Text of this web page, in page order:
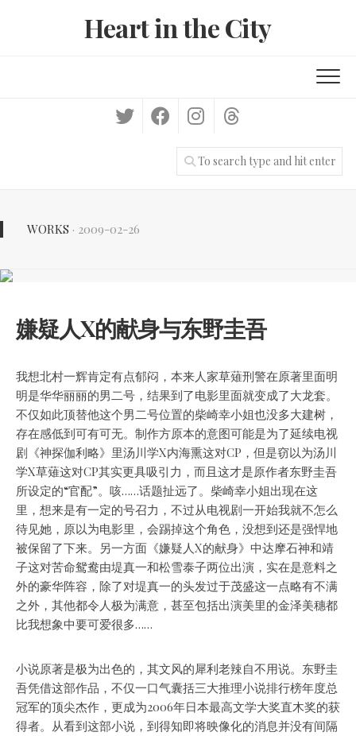
Heart in the City
WORKS · 2009-02-26
嫌疑人X的献身与东野圭吾
我想北村一辉肯定有点郁闷，本来人家草薙刑警在原著里面明
明是华华丽丽的男二号，结果到了电影里面就变成了大龙套。
不仅如此顶替他这个男二号位置的柴崎幸小姐也没多大建树，
存在感低到可有可无。 制作方原本的意图可能是为了延续电视
剧《神探伽利略》里汤川学X内海熏这对CP，但是窃以为汤川
学X草薙这对CP其实更具吸引力，而且这才是原作者东野圭吾
所设定的“官配”。咳……话题扯远了。柴崎幸小姐出现在这
里，想来是有一定的号召力，不过从电视剧一开始我就不怎么
待见她，原以为电影里，会踢掉这个角色，没想到还是强悍地
被保留了下来。另一方面《嫌疑人X的献身》中达摩石神和靖
子这对苦命鸳鸯由堤真一和松雪泰子两位出演，实在是意料之
外的豪华阵容，除了对堤真一的头发过于茂盛这一点略有不满
之外，其他都令人极为满意，甚至包括出演美里的金泽美穗都
比我想象中要可爱很多……
小说原著是极为出色的，其文风的犀利老辣自不用说。东野圭
吾凭借这部作品，不仅一口气囊括三大推理小说排行榜年度总
冠军的顶尖杰作，更成为2006年日本最高文学大奖直木奖的获
得者。从看到这部小说，到得知即将映像化的消息并没有间隔